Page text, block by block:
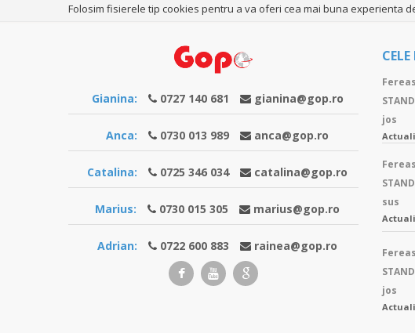
Folosim fisierele tip cookies pentru a va oferi cea mai buna experienta
Gianina: 0727 140 681 gianina@gop.ro
Anca: 0730 013 989 anca@gop.ro
Catalina: 0725 346 034 catalina@gop.ro
Marius: 0730 015 305 marius@gop.ro
Adrian: 0722 600 883 rainea@gop.ro
jos
sus
jos